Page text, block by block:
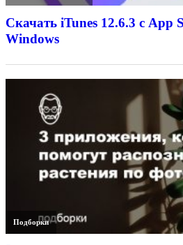
Скачать iTunes 12.6.3 с App
Windows
Подборки